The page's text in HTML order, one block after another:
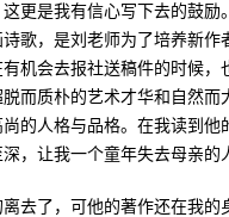
更是我有信心写下去的鼓
歌，是刘老师为了培养新
机会去报社送稿件的时候
而质朴的艺术才华和自然
的人格与品格。在我读到
，让我一个童年失去母亲
了，可他的著作还在我的